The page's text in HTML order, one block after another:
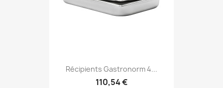
Récipients Gastronorm 4...
110,54 €